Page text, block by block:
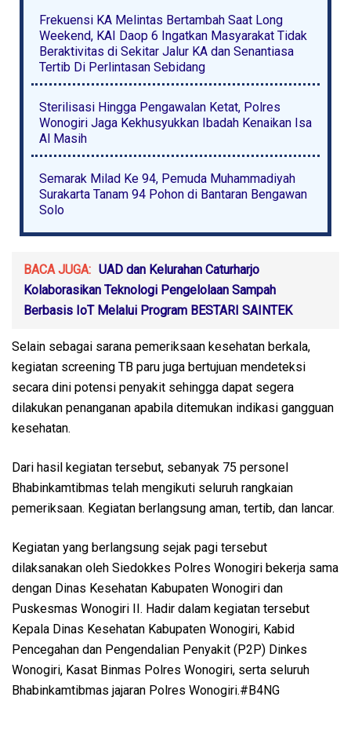
Frekuensi KA Melintas Bertambah Saat Long
Weekend, KAI Daop 6 Ingatkan Masyarakat Tidak
Beraktivitas di Sekitar Jalur KA dan Senantiasa
Tertib Di Perlintasan Sebidang
Sterilisasi Hingga Pengawalan Ketat, Polres
Wonogiri Jaga Kekhusyukkan Ibadah Kenaikan Isa
Al Masih
Semarak Milad Ke 94, Pemuda Muhammadiyah
Surakarta Tanam 94 Pohon di Bantaran Bengawan
Solo
BACA JUGA: UAD dan Kelurahan Caturharjo
Kolaborasikan Teknologi Pengelolaan Sampah
Berbasis IoT Melalui Program BESTARI SAINTEK
Selain sebagai sarana pemeriksaan kesehatan berkala,
kegiatan screening TB paru juga bertujuan mendeteksi
secara dini potensi penyakit sehingga dapat segera
dilakukan penanganan apabila ditemukan indikasi gangguan
kesehatan.
Dari hasil kegiatan tersebut, sebanyak 75 personel
Bhabinkamtibmas telah mengikuti seluruh rangkaian
pemeriksaan. Kegiatan berlangsung aman, tertib, dan lancar.
Kegiatan yang berlangsung sejak pagi tersebut
dilaksanakan oleh Siedokkes Polres Wonogiri bekerja sama
dengan Dinas Kesehatan Kabupaten Wonogiri dan
Puskesmas Wonogiri II. Hadir dalam kegiatan tersebut
Kepala Dinas Kesehatan Kabupaten Wonogiri, Kabid
Pencegahan dan Pengendalian Penyakit (P2P) Dinkes
Wonogiri, Kasat Binmas Polres Wonogiri, serta seluruh
Bhabinkamtibmas jajaran Polres Wonogiri.#B4NG